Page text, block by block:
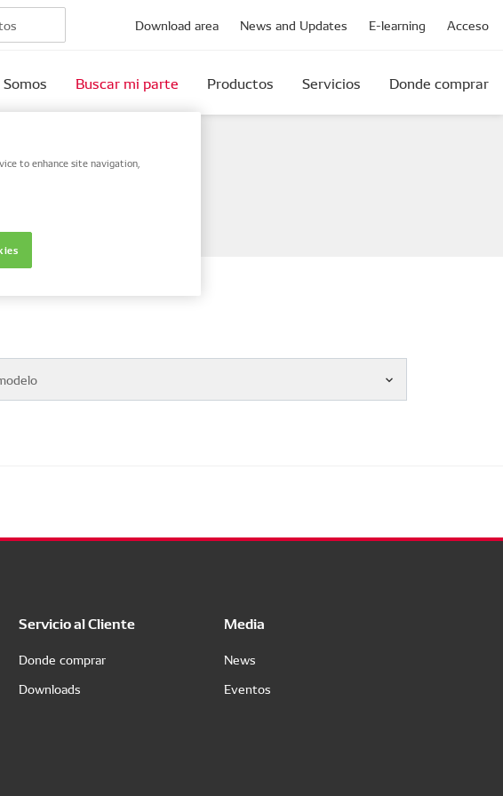
Download area News and Updates E-learning Acceso
Buscar mi parte Productos Servicios Donde comprar
Servicio al Cliente
Donde comprar
Downloads
Media
News
Eventos
to enhance site navigation,